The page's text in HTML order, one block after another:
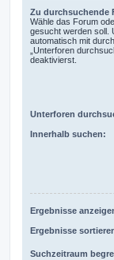
Zu durchsuchende
Wähle das Forum
gesucht werden soll.
automatisch mit
„Unterforen
deaktivierst.
Unterforen
Innerhalb suchen:
Ergebnisse
Ergebnisse
Suchzeitraum